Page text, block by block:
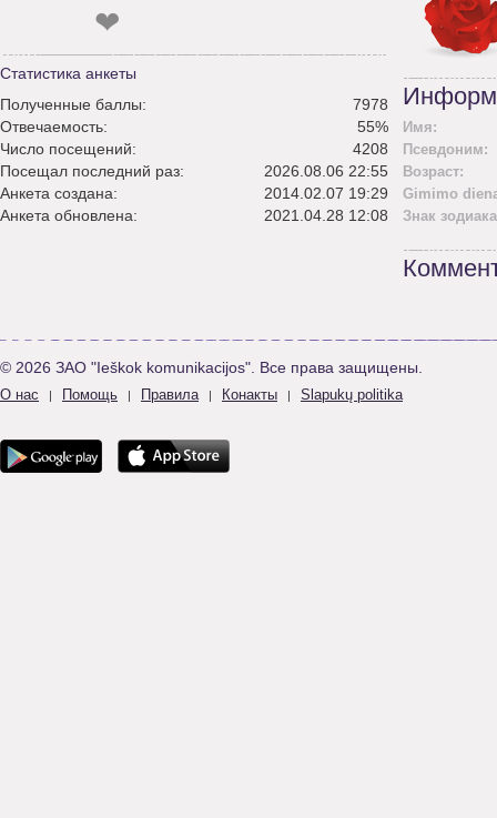
❤
Статистика анкеты
Полученные баллы:
7978
Отвечаемость:
55%
Число посещений:
4208
Посещал последний раз:
2026.08.06 22:55
Анкета создана:
2014.02.07 19:29
Анкета обновлена:
2021.04.28 12:08
Имя:
Псевдоним:
Возраст:
Gimimo
Знак
© 2026 ЗАО "Ieškok komunikacijos". Все права защищены.
О нас | Помощь | Правила | Конакты | Slapukų politika